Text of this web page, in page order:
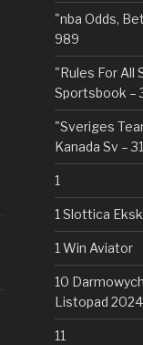
"nba Odds,
989
"Rules For All
Sportsbook –
"Sveriges
Kanada Sv –
1
1 Slottica
1 Win Aviator
10
Listopad
11